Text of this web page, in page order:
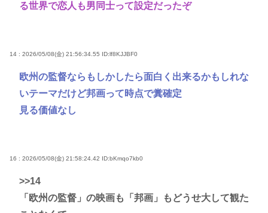
る世界で恋人も男同士って設定だったぞ
14 : 2026/05/08(金) 21:56:34.55 ID:lf8KJJBF0
欧州の監督ならもしかしたら面白く出来るかもしれな
いテーマだけど邦画って時点で糞確定
見る価値なし
16 : 2026/05/08(金) 21:58:24.42 ID:bKmqo7kb0
>>14
「欧州の監督」の映画も「邦画」もどうせ大して観た